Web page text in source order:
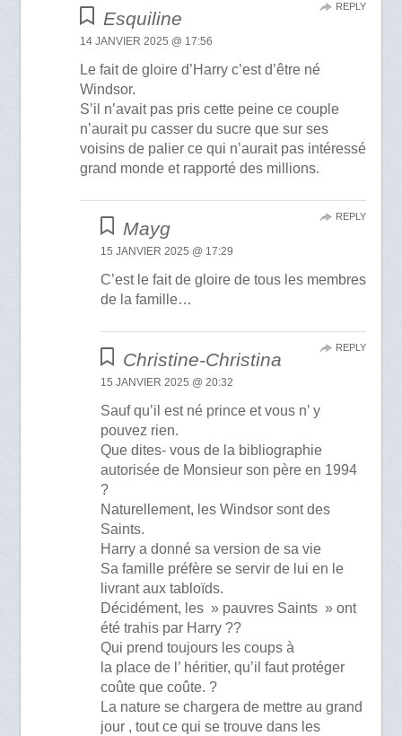
Esquiline
14 JANVIER 2025 @ 17:56
Le fait de gloire d’Harry c’est d’être né
Windsor.
S’il n’avait pas pris cette peine ce couple
n’aurait pu casser du sucre que sur ses
voisins de palier ce qui n’aurait pas intéressé
grand monde et rapporté des millions.
REPLY
Mayg
15 JANVIER 2025 @ 17:29
C’est le fait de gloire de tous les membres
de la famille…
REPLY
Christine-Christina
15 JANVIER 2025 @ 20:32
Sauf qu’il est né prince et vous n’ y
pouvez rien.
Que dites- vous de la bibliographie
autorisée de Monsieur son père en 1994
?
Naturellement, les Windsor sont des
Saints.
Harry a donné sa version de sa vie
Sa famille préfère se servir de lui en le
livrant aux tabloïds.
Décidément, les » pauvres Saints » ont
été trahis par Harry ??
Qui prend toujours les coups à
la place de l’ héritier, qu’il faut protéger
coûte que coûte. ?
La nature se chargera de mettre au grand
jour , tout ce qui se trouve dans les
REPLY